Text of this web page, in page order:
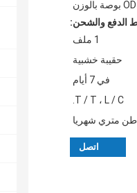
الدفع والشحن:
1 ملف
حقيبة خشبية
في 7 أيام
T / T ، L / C.
اتصل